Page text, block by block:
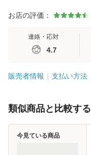
お店の評価：
連絡・応対
4.7
販売者情報 支払い方法
類似商品と比較する
今見ている商品